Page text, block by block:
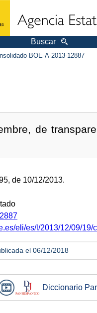
Buscar
BOE-A-2013-12887
de
de 10/12/2013.
eli/es/l/2013/12/09/19/
el 06/12/2018
Diccionario